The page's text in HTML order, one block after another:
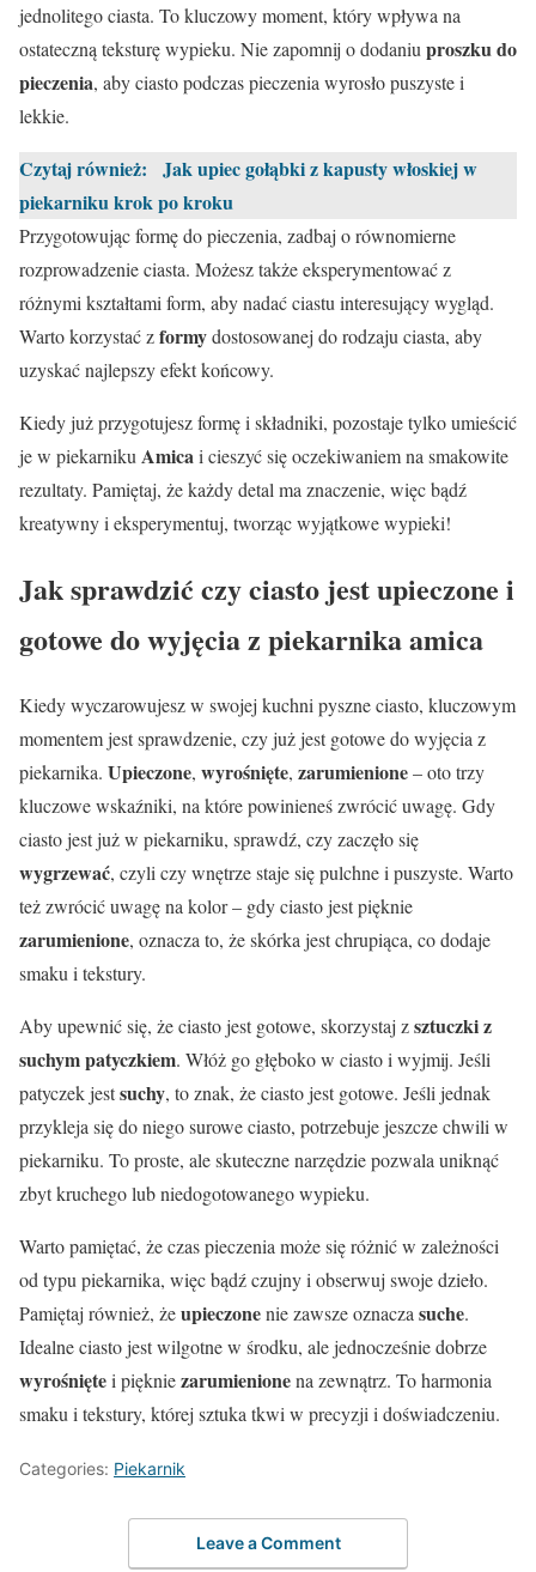
jednolitego ciasta. To kluczowy moment, który wpływa na
ostateczną teksturę wypieku. Nie zapomnij o dodaniu proszku do
pieczenia, aby ciasto podczas pieczenia wyrosło puszyste i
lekkie.
Czytaj również:
Jak upiec gołąbki z kapusty włoskiej w
piekarniku krok po kroku
Przygotowując formę do pieczenia, zadbaj o równomierne
rozprowadzenie ciasta. Możesz także eksperymentować z
różnymi kształtami form, aby nadać ciastu interesujący wygląd.
Warto korzystać zformydostosowanej do rodzaju ciasta, aby
uzyskać najlepszy efekt końcowy.
Kiedy już przygotujesz formę i składniki, pozostaje tylko umieścić
je w piekarniku Amicai cieszyć się oczekiwaniem na smakowite
rezultaty. Pamiętaj, że każdy detal ma znaczenie, więc bądź
kreatywny i eksperymentuj, tworząc wyjątkowe wypieki!
Jak sprawdzić czy ciasto jest upieczone i
gotowe do wyjęcia z piekarnika amica
Kiedy wyczarowujesz w swojej kuchni pyszne ciasto, kluczowym
momentem jest sprawdzenie, czy już jest gotowe do wyjęcia z
piekarnika. Upieczone, wyrośnięte, zarumienione– oto trzy
kluczowe wskaźniki, na które powinieneś zwrócić uwagę. Gdy
ciasto jest już w piekarniku, sprawdź, czy zaczęło się
wygrzewać, czyli czy wnętrze staje się pulchne i puszyste. Warto
też zwrócić uwagę na kolor – gdy ciasto jest pięknie
zarumienione, oznacza to, że skórka jest chrupiąca, co dodaje
smaku i tekstury.
Aby upewnić się, że ciasto jest gotowe, skorzystaj zsztuczki z
suchym patyczkiem. Włóż go głęboko w ciasto i wyjmij. Jeśli
patyczek jestsuchy, to znak, że ciasto jest gotowe. Jeśli jednak
przykleja się do niego surowe ciasto, potrzebuje jeszcze chwili w
piekarniku. To proste, ale skuteczne narzędzie pozwala uniknąć
zbyt kruchego lub niedogotowanego wypieku.
Warto pamiętać, że czas pieczenia może się różnić w zależności
od typu piekarnika, więc bądź czujny i obserwuj swoje dzieło.
Pamiętaj również, żeupieczonenie zawsze oznacza suche.
Idealne ciasto jest wilgotne w środku, ale jednocześnie dobrze
wyrośniętei piękniezarumienionena zewnątrz. To harmonia
smaku i tekstury, której sztuka tkwi w precyzji i doświadczeniu.
Categories: Piekarnik
Leave a Comment